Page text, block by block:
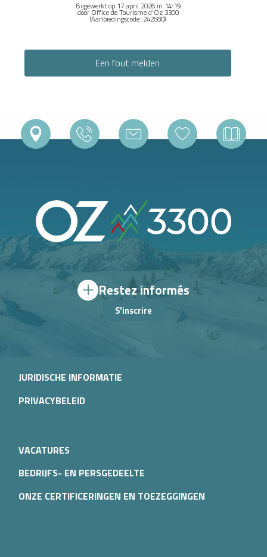
Bijgewerkt op 17 april 2026 in 14:19
door Office de Tourisme d'Oz 3300
(Aanbiedingscode: 242680)
Een fout melden
Restez informés
S'inscrire
JURIDISCHE INFORMATIE
PRIVACYBELEID
VACATURES
BEDRIJFS- EN PERSGEDEELTE
ONZE CERTIFICERINGEN EN TOEZEGGINGEN